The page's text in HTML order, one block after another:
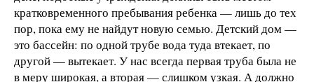
кратковременного пребывания ребенка — лишь до тех
пор, пока ему не найдут новую семью. Детский дом —
это бассейн: по одной трубе вода туда втекает, по
другой — вытекает. У нас всегда первая труба была не
в меру широкая, а вторая — слишком узкая. А должно